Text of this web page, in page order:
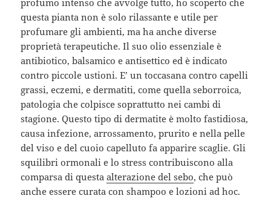
questa pianta non è solo rilassante e utile per
profumare gli ambienti, ma ha anche diverse
proprietà terapeutiche. Il suo olio essenziale è
antibiotico, balsamico e antisettico ed è indicato
contro piccole ustioni. E’ un toccasana contro capelli
grassi, eczemi, e dermatiti, come quella seborroica,
patologia che colpisce soprattutto nei cambi di
stagione. Questo tipo di dermatite è molto fastidiosa,
causa infezione, arrossamento, prurito e nella pelle
del viso e del cuoio capelluto fa apparire scaglie. Gli
squilibri ormonali e lo stress contribuiscono alla
comparsa di questaalterazione del sebo, che può
anche essere curata con shampoo e lozioni ad hoc.